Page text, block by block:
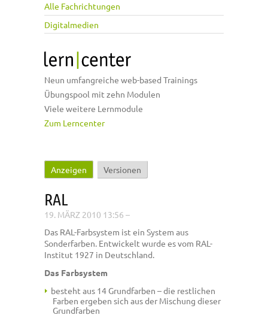
Alle Fachrichtungen
Digitalmedien
Neun umfangreiche web-based Trainings
Übungspool mit zehn Modulen
Viele weitere Lernmodule
Zum Lerncenter
Haupt-Reiter
Anzeigen (aktiver Reiter)
Versionen
RAL
19. MÄRZ 2010 13:56 –
Das RAL-Farbsystem ist ein System aus
Sonderfarben. Entwickelt wurde es vom RAL-
Institut 1927 in Deutschland.
Das Farbsystem
besteht aus 14 Grundfarben – die restlichen
Farben ergeben sich aus der Mischung dieser
Grundfarben